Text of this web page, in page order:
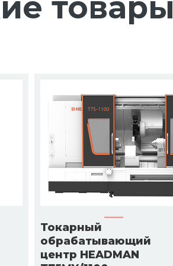
Токарный
обрабатывающий
центр HEADMAN